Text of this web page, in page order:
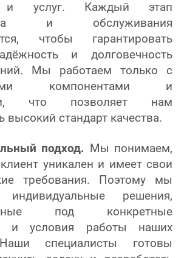
и услуг. Каждый этап
и обслуживания
чтобы гарантировать
и долговечность
Мы работаем только с
компонентами и
что позволяет нам
высокий стандарт качества.
подход. Мы понимаем,
уникален и имеет свои
требования. Поэтому мы
индивидуальные решения,
под конкретные
и условия работы наших
специалисты готовы